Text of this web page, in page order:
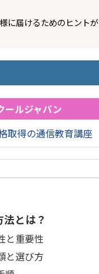
に届けるためのヒントが
ールジャパン
取得の通信教育講座
とは？
と重要性
と選び方